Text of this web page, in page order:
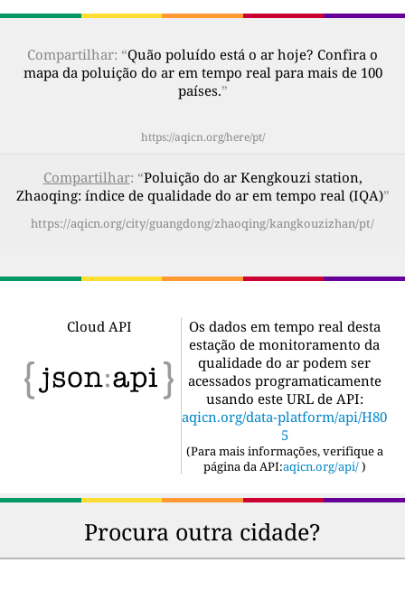
Compartilhar: “Quão poluído está o ar hoje? Confira o
mapa da poluição do ar em tempo real para mais de 100
países.”
https://aqicn.org/here/pt/
Compartilhar: “Poluição do ar Kengkouzi station,
Zhaoqing: índice de qualidade do ar em tempo real (IQA)”
https://aqicn.org/city/guangdong/zhaoqing/kangkouzizhan/pt/
Cloud API
Os dados em tempo real desta
estação de monitoramento da
qualidade do ar podem ser
acessados programaticamente
usando este URL de API:
aqicn.org/data-platform/api/H80
5
(Para mais informações, verifique a
página da API:aqicn.org/api/ )
Procura outra cidade?